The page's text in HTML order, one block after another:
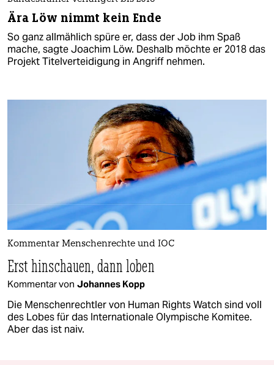
Ära Löw nimmt kein Ende
So ganz allmählich spüre er, dass der Job ihm Spaß
mache, sagte Joachim Löw. Deshalb möchte er 2018 das
Projekt Titelverteidigung in Angriff nehmen.
Kommentar Menschenrechte und IOC
Erst hinschauen, dann loben
Kommentar von Johannes Kopp
Die Menschenrechtler von Human Rights Watch sind voll
des Lobes für das Internationale Olympische Komitee.
Aber das ist naiv.